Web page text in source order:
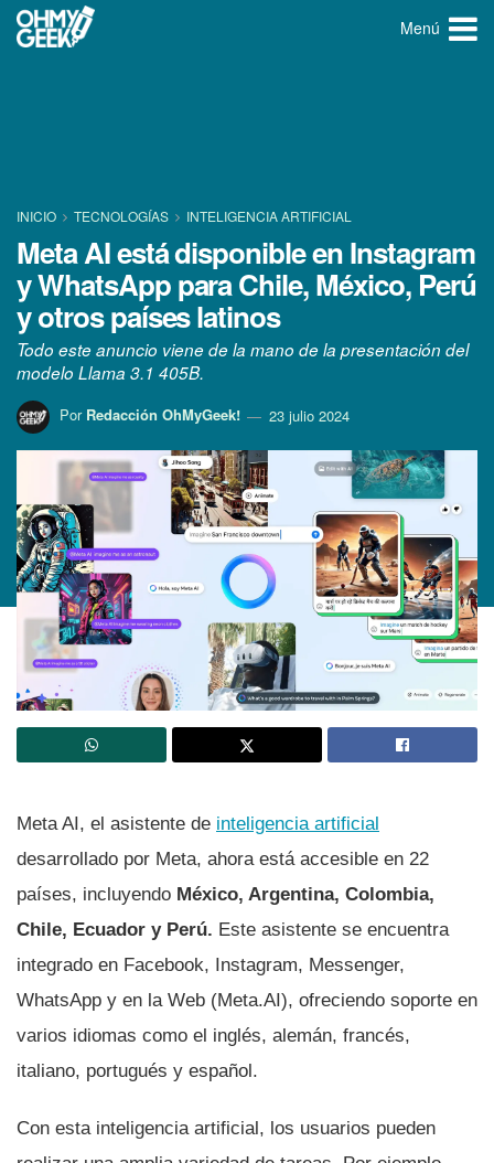
Menú
INICIO TECNOLOGÍ­AS INTELIGENCIA ARTIFICIAL
Meta AI está disponible en Instagram
y WhatsApp para Chile, México, Perú
y otros países latinos
Todo este anuncio viene de la mano de la presentación del
modelo Llama 3.1 405B.
Por Redacción OhMyGeek! 23 julio 2024
Meta AI, el asistente de inteligencia artificial
desarrollado por Meta, ahora está accesible en 22
países, incluyendo México, Argentina, Colombia,
Chile, Ecuador y Perú. Este asistente se encuentra
integrado en Facebook, Instagram, Messenger,
WhatsApp y en la Web (Meta.AI), ofreciendo soporte en
varios idiomas como el inglés, alemán, francés,
italiano, portugués y español.
Con esta inteligencia artificial, los usuarios pueden